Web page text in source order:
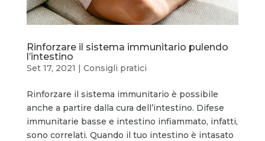
Rinforzare il sistema immunitario pulendo
l’intestino
Set 17, 2021 | Consigli pratici
Rinforzare il sistema immunitario è possibile
anche a partire dalla cura dell’intestino. Difese
immunitarie basse e intestino infiammato, infatti,
sono correlati. Quando il tuo intestino è intasato